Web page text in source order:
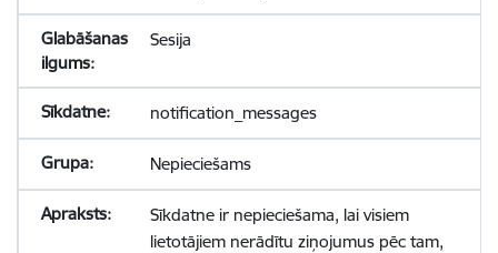
Sesija
notification_messages
Nepieciešams
Sīkdatne ir nepieciešama, lai visiem
lietotājiem nerādītu ziņojumus pēc tam,